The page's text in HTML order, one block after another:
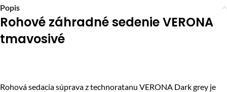
Popis
Rohové záhradné sedenie VERONA
tmavosivé
Rohová sedacia súprava z technoratanu VERONA Dark grey je